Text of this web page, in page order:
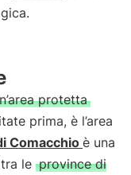
protetta
prima, è l’area
Comacchioè una
le province di